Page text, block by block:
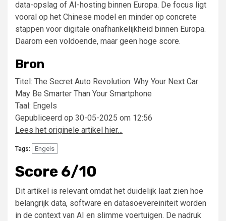
data-opslag of AI-hosting binnen Europa. De focus ligt
vooral op het Chinese model en minder op concrete
stappen voor digitale onafhankelijkheid binnen Europa.
Daarom een voldoende, maar geen hoge score.
Bron
Titel: The Secret Auto Revolution: Why Your Next Car
May Be Smarter Than Your Smartphone
Taal: Engels
Gepubliceerd op 30-05-2025 om 12:56
Lees het originele artikel hier…
Tags: Engels
Score 6/10
Dit artikel is relevant omdat het duidelijk laat zien hoe
belangrijk data, software en datasoevereiniteit worden
in de context van AI en slimme voertuigen. De nadruk